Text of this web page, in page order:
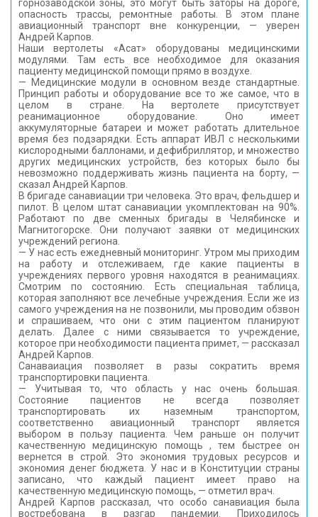
горнозаводской зоны, это могут быть заторы на дороге,
опасность трассы, ремонтные работы. В этом плане
авиационный транспорт вне конкуренции, — уверен
Андрей Карпов.
Наши вертолеты «Асат» оборудованы медицинскими
модулями. Там есть все необходимое для оказания
пациенту медицинской помощи прямо в воздухе.
— Медицинские модули в основном везде стандартные.
Принцип работы и оборудование все то же самое, что в
целом в стране. На вертолете присутствует
реанимационное оборудование. Оно имеет
аккумуляторные батареи и может работать длительное
время без подзарядки. Есть аппарат ИВЛ с несколькими
кислородными баллонами, и дефибриллятор, и множество
других медицинских устройств, без которых было бы
невозможно поддерживать жизнь пациента на борту, —
сказал Андрей Карпов.
В бригаде санавиации три человека. Это врач, фельдшер и
пилот. В целом штат санавиации укомплектован на 90%.
Работают по две сменных бригады в Челябинске и
Магнитогорске. Они получают заявки от медицинских
учреждений региона.
— У нас есть ежедневный мониторинг. Утром мы приходим
на работу и отслеживаем, где какие пациенты в
учреждениях первого уровня находятся в реанимациях.
Смотрим по состоянию. Есть специальная таблица,
которая заполняют все лечебные учреждения. Если же из
самого учреждения на не позвонили, мы проводим обзвон
и спрашиваем, что они с этим пациентом планируют
делать. Далее с ними связывается то учреждение,
которое при необходимости пациента примет, — рассказал
Андрей Карпов.
Санаваиация позволяет в разы сократить время
транспортировки пациента.
— Учитывая то, что область у нас очень большая.
Состояние пациентов не всегда позволяет
транспортировать их наземным транспортом,
соответственно авиационный транспорт является
выбором в пользу пациента. Чем раньше он получит
качественную медицинскую помощь , тем быстрее он
вернется в строй. Это экономия трудовых ресурсов и
экономия денег бюджета. У нас и в Конституции страны
записано, что каждый пациент имеет право на
качественную медицинскую помощь, — отметил врач.
Андрей Карпов рассказал, что особо санавиация была
востребована в разгар пандемии. Приходилось